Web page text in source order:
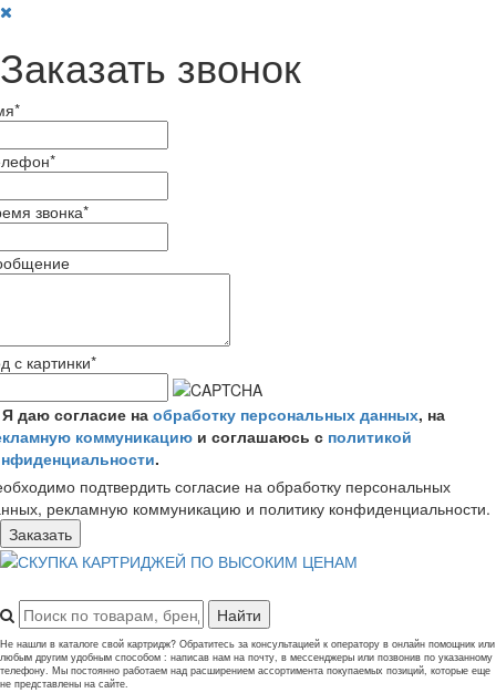
Заказать звонок
*
*
звонка*
с картинки*
Я даю согласие на обработку персональных данных, на
коммуникацию и соглашаюсь с политикой
.
подтвердить согласие на обработку персональных
рекламную коммуникацию и политику конфиденциальности.
Заказать
Не нашли в каталоге свой картридж? Обратитесь за консультацией к оператору в онлайн помощник или
любым другим удобным способом : написав нам на почту, в мессенджеры или позвонив по указанному
телефону. Мы постоянно работаем над расширением ассортимента покупаемых позиций, которые еще
не представлены на сайте.